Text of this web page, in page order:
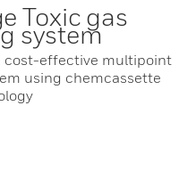
Toxic gas
system
cost-effective multipoint
using chemcassette